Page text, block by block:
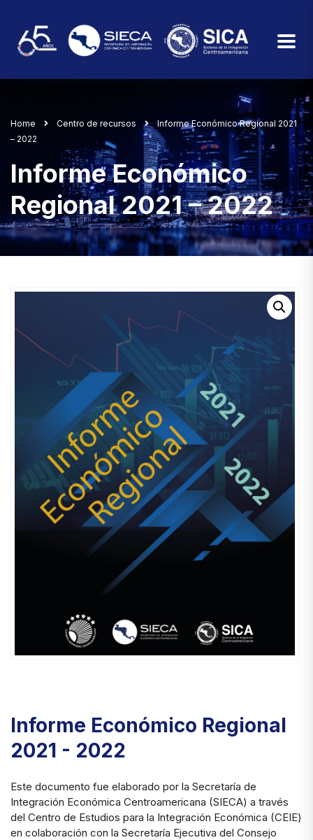
Home Centro de recursos
Informe Económico Regional 2021
– 2022
Informe Económico
Regional 2021 – 2022
Informe Económico Regional
2021 - 2022
Este documento fue elaborado por la Secretaría de
Integración Económica Centroamericana (SIECA) a través
del Centro de Estudios para la Integración Económica (CEIE)
en colaboración con la Secretaría Ejecutiva del Consejo